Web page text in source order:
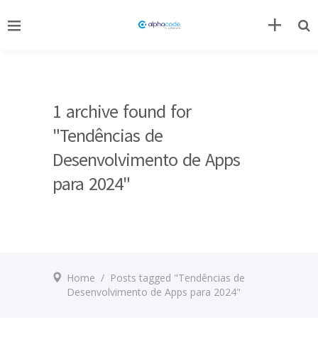
1 archive found for
"Tendências de
Desenvolvimento de Apps
para 2024"
Home / Posts tagged "Tendências de
Desenvolvimento de Apps para 2024"